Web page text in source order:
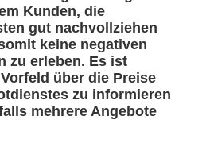
Kunden, die
gut nachvollziehen
keine negativen
zu erleben. Es ist
über die Preise
zu informieren
mehrere Angebote